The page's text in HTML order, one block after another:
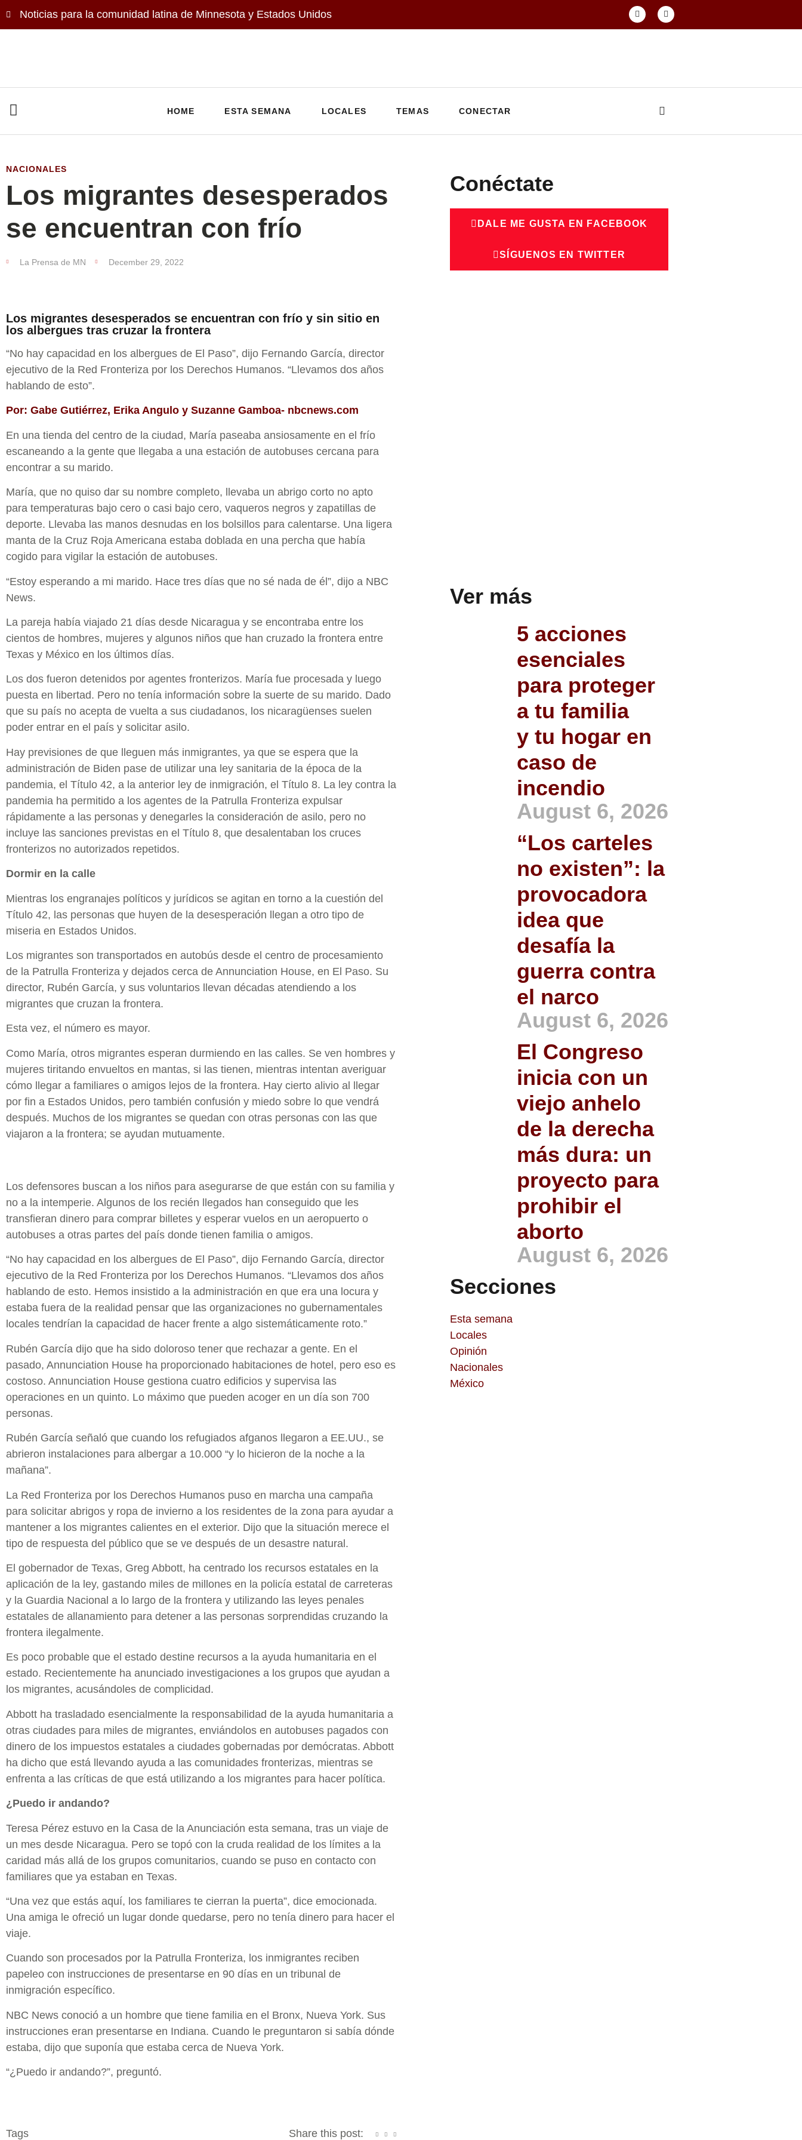
Noticias para la comunidad latina de Minnesota y Estados Unidos
HOME ESTA SEMANA LOCALES TEMAS CONECTAR
NACIONALES
Los migrantes desesperados
se encuentran con frío
La Prensa de MN December 29, 2022
Los migrantes desesperados se encuentran con frío y sin sitio en
los albergues tras cruzar la frontera
“No hay capacidad en los albergues de El Paso”, dijo Fernando García, director
ejecutivo de la Red Fronteriza por los Derechos Humanos. “Llevamos dos años
hablando de esto”.
Por: Gabe Gutiérrez, Erika Angulo y Suzanne Gamboa- nbcnews.com
En una tienda del centro de la ciudad, María paseaba ansiosamente en el frío
escaneando a la gente que llegaba a una estación de autobuses cercana para
encontrar a su marido.
María, que no quiso dar su nombre completo, llevaba un abrigo corto no apto
para temperaturas bajo cero o casi bajo cero, vaqueros negros y zapatillas de
deporte. Llevaba las manos desnudas en los bolsillos para calentarse. Una ligera
manta de la Cruz Roja Americana estaba doblada en una percha que había
cogido para vigilar la estación de autobuses.
“Estoy esperando a mi marido. Hace tres días que no sé nada de él”, dijo a NBC
News.
La pareja había viajado 21 días desde Nicaragua y se encontraba entre los
cientos de hombres, mujeres y algunos niños que han cruzado la frontera entre
Texas y México en los últimos días.
Los dos fueron detenidos por agentes fronterizos. María fue procesada y luego
puesta en libertad. Pero no tenía información sobre la suerte de su marido. Dado
que su país no acepta de vuelta a sus ciudadanos, los nicaragüenses suelen
poder entrar en el país y solicitar asilo.
Hay previsiones de que lleguen más inmigrantes, ya que se espera que la
administración de Biden pase de utilizar una ley sanitaria de la época de la
pandemia, el Título 42, a la anterior ley de inmigración, el Título 8. La ley contra la
pandemia ha permitido a los agentes de la Patrulla Fronteriza expulsar
rápidamente a las personas y denegarles la consideración de asilo, pero no
incluye las sanciones previstas en el Título 8, que desalentaban los cruces
fronterizos no autorizados repetidos.
Dormir en la calle
Mientras los engranajes políticos y jurídicos se agitan en torno a la cuestión del
Título 42, las personas que huyen de la desesperación llegan a otro tipo de
miseria en Estados Unidos.
Los migrantes son transportados en autobús desde el centro de procesamiento
de la Patrulla Fronteriza y dejados cerca de Annunciation House, en El Paso. Su
director, Rubén García, y sus voluntarios llevan décadas atendiendo a los
migrantes que cruzan la frontera.
Esta vez, el número es mayor.
Como María, otros migrantes esperan durmiendo en las calles. Se ven hombres y
mujeres tiritando envueltos en mantas, si las tienen, mientras intentan averiguar
cómo llegar a familiares o amigos lejos de la frontera. Hay cierto alivio al llegar
por fin a Estados Unidos, pero también confusión y miedo sobre lo que vendrá
después. Muchos de los migrantes se quedan con otras personas con las que
viajaron a la frontera; se ayudan mutuamente.
Los defensores buscan a los niños para asegurarse de que están con su familia y
no a la intemperie. Algunos de los recién llegados han conseguido que les
transfieran dinero para comprar billetes y esperar vuelos en un aeropuerto o
autobuses a otras partes del país donde tienen familia o amigos.
“No hay capacidad en los albergues de El Paso”, dijo Fernando García, director
ejecutivo de la Red Fronteriza por los Derechos Humanos. “Llevamos dos años
hablando de esto. Hemos insistido a la administración en que era una locura y
estaba fuera de la realidad pensar que las organizaciones no gubernamentales
locales tendrían la capacidad de hacer frente a algo sistemáticamente roto.”
Rubén García dijo que ha sido doloroso tener que rechazar a gente. En el
pasado, Annunciation House ha proporcionado habitaciones de hotel, pero eso es
costoso. Annunciation House gestiona cuatro edificios y supervisa las
operaciones en un quinto. Lo máximo que pueden acoger en un día son 700
personas.
Rubén García señaló que cuando los refugiados afganos llegaron a EE.UU., se
abrieron instalaciones para albergar a 10.000 “y lo hicieron de la noche a la
mañana”.
La Red Fronteriza por los Derechos Humanos puso en marcha una campaña
para solicitar abrigos y ropa de invierno a los residentes de la zona para ayudar a
mantener a los migrantes calientes en el exterior. Dijo que la situación merece el
tipo de respuesta del público que se ve después de un desastre natural.
El gobernador de Texas, Greg Abbott, ha centrado los recursos estatales en la
aplicación de la ley, gastando miles de millones en la policía estatal de carreteras
y la Guardia Nacional a lo largo de la frontera y utilizando las leyes penales
estatales de allanamiento para detener a las personas sorprendidas cruzando la
frontera ilegalmente.
Es poco probable que el estado destine recursos a la ayuda humanitaria en el
estado. Recientemente ha anunciado investigaciones a los grupos que ayudan a
los migrantes, acusándoles de complicidad.
Abbott ha trasladado esencialmente la responsabilidad de la ayuda humanitaria a
otras ciudades para miles de migrantes, enviándolos en autobuses pagados con
dinero de los impuestos estatales a ciudades gobernadas por demócratas. Abbott
ha dicho que está llevando ayuda a las comunidades fronterizas, mientras se
enfrenta a las críticas de que está utilizando a los migrantes para hacer política.
¿Puedo ir andando?
Teresa Pérez estuvo en la Casa de la Anunciación esta semana, tras un viaje de
un mes desde Nicaragua. Pero se topó con la cruda realidad de los límites a la
caridad más allá de los grupos comunitarios, cuando se puso en contacto con
familiares que ya estaban en Texas.
“Una vez que estás aquí, los familiares te cierran la puerta”, dice emocionada.
Una amiga le ofreció un lugar donde quedarse, pero no tenía dinero para hacer el
viaje.
Cuando son procesados por la Patrulla Fronteriza, los inmigrantes reciben
papeleo con instrucciones de presentarse en 90 días en un tribunal de
inmigración específico.
NBC News conoció a un hombre que tiene familia en el Bronx, Nueva York. Sus
instrucciones eran presentarse en Indiana. Cuando le preguntaron si sabía dónde
estaba, dijo que suponía que estaba cerca de Nueva York.
“¿Puedo ir andando?”, preguntó.
Tags Share this post:
Conéctate
DALE ME GUSTA EN FACEBOOK
SÍGUENOS EN TWITTER
Ver más
5 acciones
esenciales
para proteger
a tu familia
y tu hogar en
caso de
incendio
August 6, 2026
“Los carteles
no existen”: la
provocadora
idea que
desafía la
guerra contra
el narco
August 6, 2026
El Congreso
inicia con un
viejo anhelo
de la derecha
más dura: un
proyecto para
prohibir el
aborto
August 6, 2026
Secciones
Esta semana
Locales
Opinión
Nacionales
México